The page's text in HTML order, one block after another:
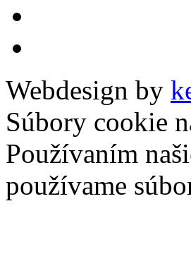
Webdesign by
Súbory cookie
Používaním
používame